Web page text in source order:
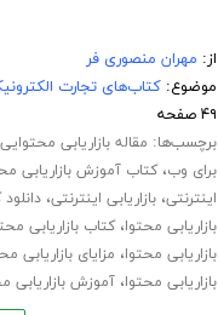
از: مهران منصوری فر
موضوع:کتاب‌های تجارت
۴۹ صفحه
برچسب‌ها: مقاله بازاریابی محتوایی
برای وب،کتاب آموزش بازاریابی
اینترنتی،بازاریابی اینترنتی،
بازاریابی محتوا،کتاب بازاریابی
بازاریابی محتوا، مزایای بازاریابی
بازاریابی محتوا،آموزش بازاریابی